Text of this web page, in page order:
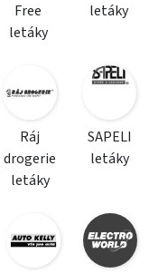
Free
letáky
letáky
Ráj
drogerie
letáky
SAPELI
letáky